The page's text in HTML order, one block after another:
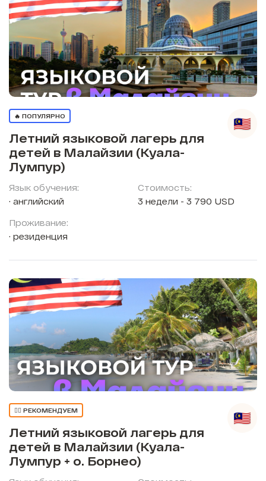
🔥 ПОПУЛЯРНО
Летний языковой лагерь для
детей в Малайзии (Куала-
Лумпур)
Язык обучения:
английский
Проживание:
резиденция
Стоимость:
3 недели - 3 790 USD
👍🏼 РЕКОМЕНДУЕМ
Летний языковой лагерь для
детей в Малайзии (Куала-
Лумпур + о. Борнео)